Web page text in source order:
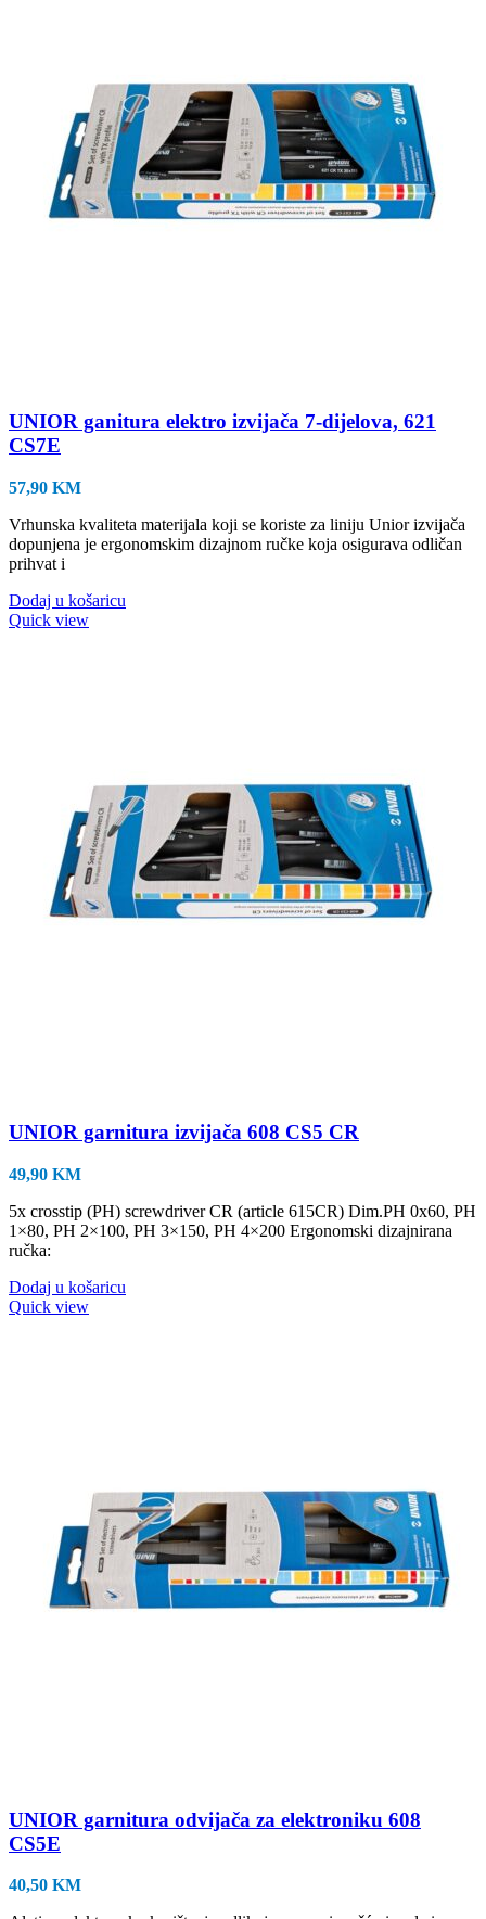
UNIOR ganitura elektro izvijača 7-dijelova, 621
CS7E
57,90 KM
Vrhunska kvaliteta materijala koji se koriste za liniju Unior izvijača
dopunjena je ergonomskim dizajnom ručke koja osigurava odličan
prihvat i
Dodaj u košaricu
Quick view
UNIOR garnitura izvijača 608 CS5 CR
49,90 KM
5x crosstip (PH) screwdriver CR (article 615CR) Dim.PH 0x60, PH
1×80, PH 2×100, PH 3×150, PH 4×200 Ergonomski dizajnirana
ručka:
Dodaj u košaricu
Quick view
UNIOR garnitura odvijača za elektroniku 608
CS5E
40,50 KM